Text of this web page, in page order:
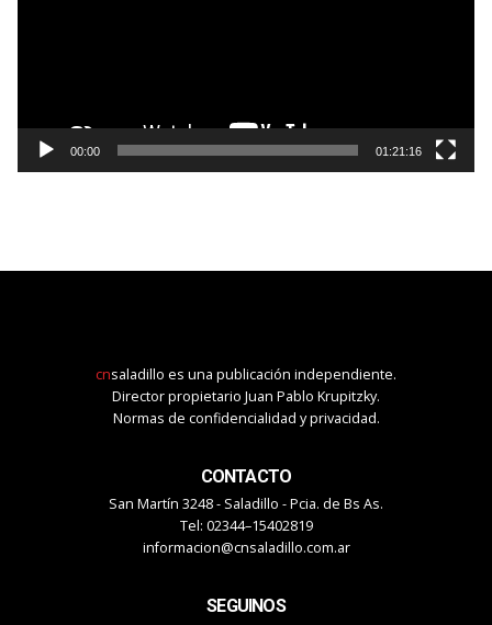
00:00 01:21:16
cnsaladillo es una publicación independiente.
Director propietario Juan Pablo Krupitzky.
Normas de confidencialidad y privacidad.
CONTACTO
San Martín 3248 - Saladillo - Pcia. de Bs As.
Tel: 02344–15402819
informacion@cnsaladillo.com.ar
SEGUINOS